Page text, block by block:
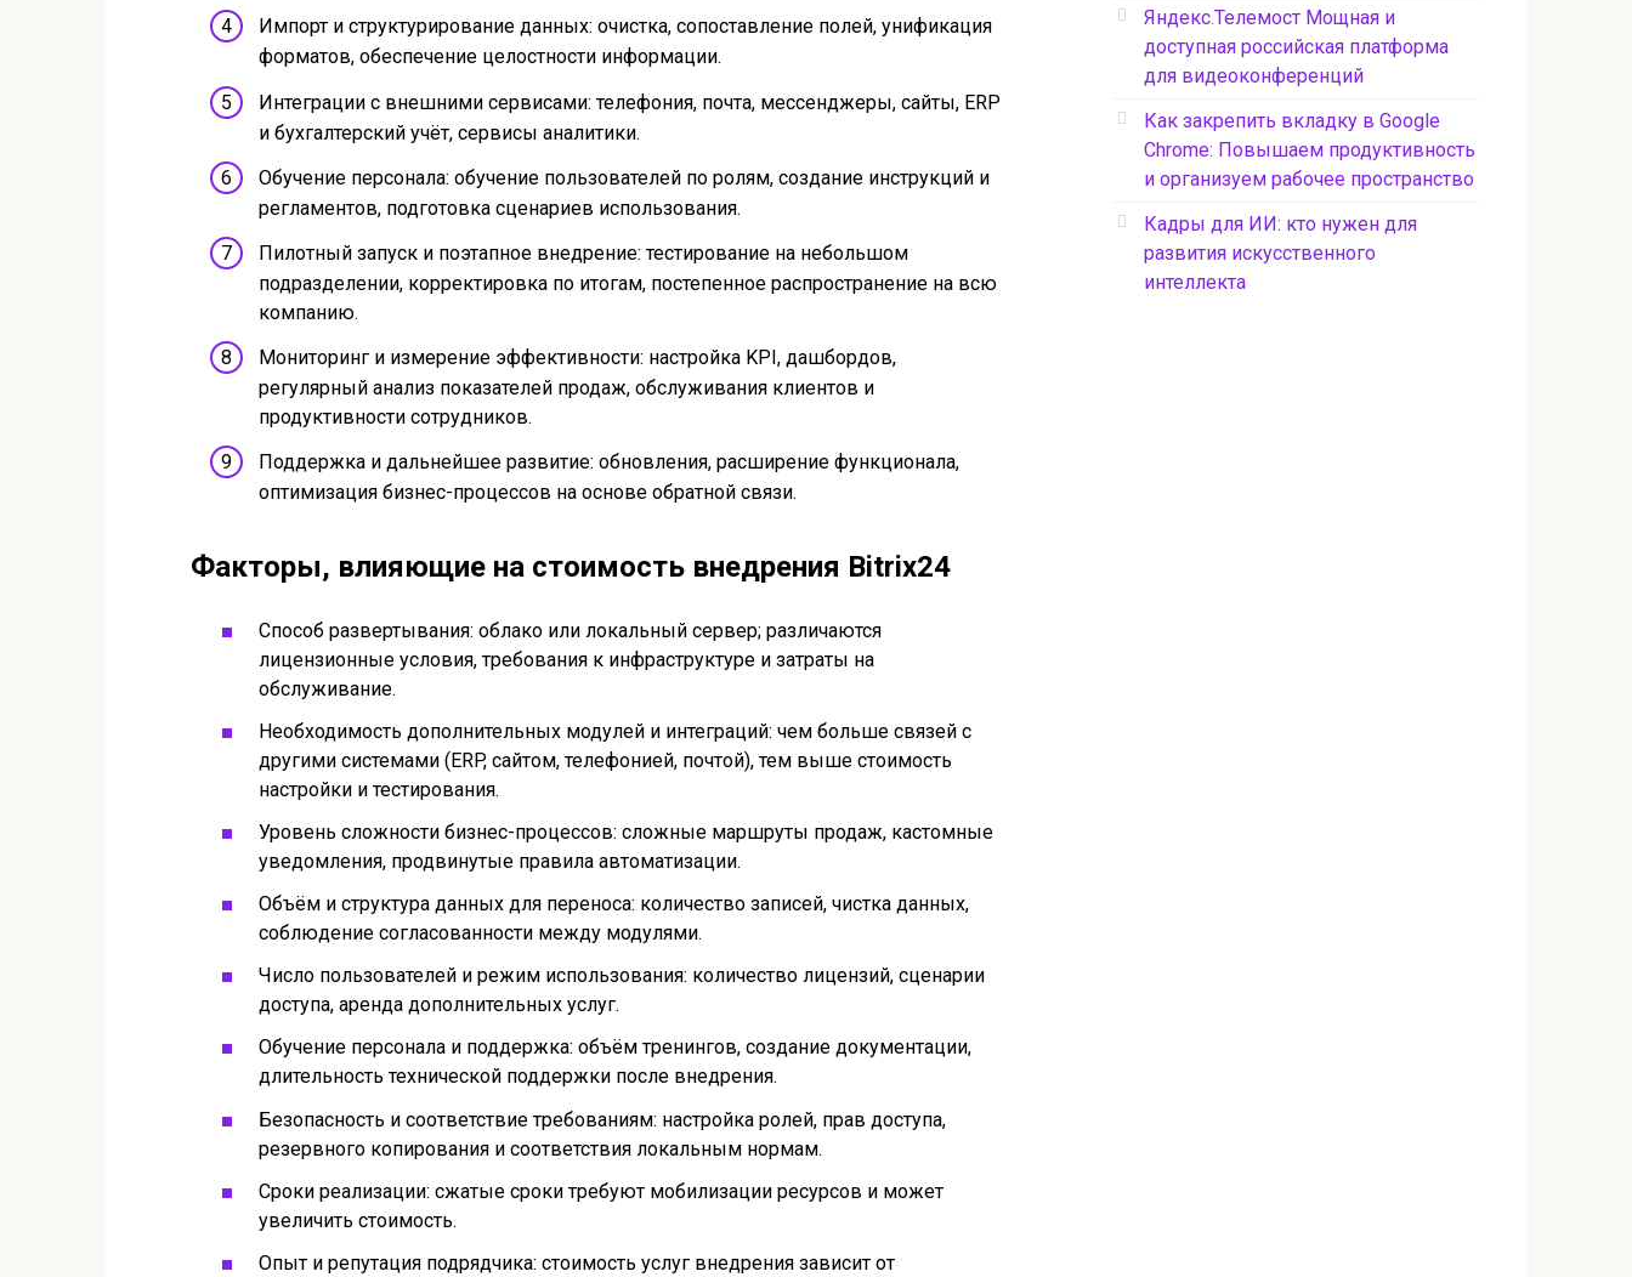
Импорт и структурирование данных: очистка, сопоставление полей, унификация
форматов, обеспечение целостности информации.
Интеграции с внешними сервисами: телефония, почта, мессенджеры, сайты, ERP
и бухгалтерский учёт, сервисы аналитики.
Обучение персонала: обучение пользователей по ролям, создание инструкций и
регламентов, подготовка сценариев использования.
Пилотный запуск и поэтапное внедрение: тестирование на небольшом
подразделении, корректировка по итогам, постепенное распространение на всю
компанию.
Мониторинг и измерение эффективности: настройка KPI, дашбордов,
регулярный анализ показателей продаж, обслуживания клиентов и
продуктивности сотрудников.
Поддержка и дальнейшее развитие: обновления, расширение функционала,
оптимизация бизнес-процессов на основе обратной связи.
Факторы, влияющие на стоимость внедрения Bitrix24
Способ развертывания: облако или локальный сервер; различаются
лицензионные условия, требования к инфраструктуре и затраты на
обслуживание.
Необходимость дополнительных модулей и интеграций: чем больше связей с
другими системами (ERP, сайтом, телефонией, почтой), тем выше стоимость
настройки и тестирования.
Уровень сложности бизнес-процессов: сложные маршруты продаж, кастомные
уведомления, продвинутые правила автоматизации.
Объём и структура данных для переноса: количество записей, чистка данных,
соблюдение согласованности между модулями.
Число пользователей и режим использования: количество лицензий, сценарии
доступа, аренда дополнительных услуг.
Обучение персонала и поддержка: объём тренингов, создание документации,
длительность технической поддержки после внедрения.
Безопасность и соответствие требованиям: настройка ролей, прав доступа,
резервного копирования и соответствия локальным нормам.
Сроки реализации: сжатые сроки требуют мобилизации ресурсов и может
увеличить стоимость.
Опыт и репутация подрядчика: стоимость услуг внедрения зависит от
Яндекс.Телемост Мощная и
доступная российская платформа
для видеоконференций
Как закрепить вкладку в Google
Chrome: Повышаем продуктивность
и организуем рабочее пространство
Кадры для ИИ: кто нужен для
развития искусственного
интеллекта